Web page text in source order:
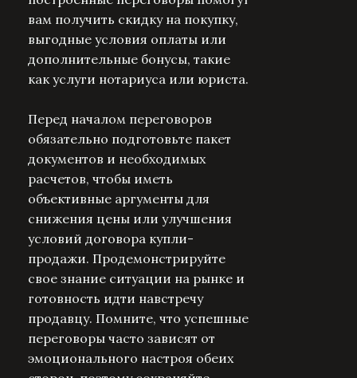
вам получить скидку на покупку,
выгодные условия оплаты или
дополнительные бонусы, такие
как услуги нотариуса или юриста.
Перед началом переговоров
обязательно подготовьте пакет
документов и необходимых
расчетов, чтобы иметь
объективные аргументы для
снижения цены или улучшения
условий договора купли-
продажи. Продемонстрируйте
свое знание ситуации на рынке и
готовность идти навстречу
продавцу. Помните, что успешные
переговоры часто зависят от
эмоционального настроя обеих